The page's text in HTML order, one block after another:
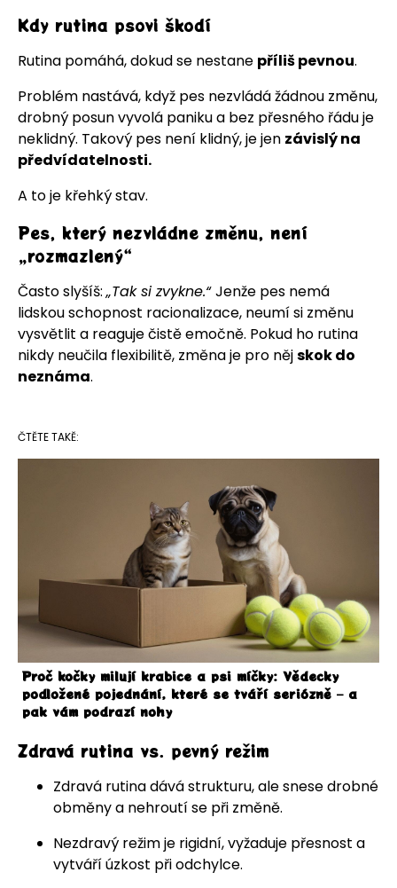
Kdy rutina psovi škodí
Rutina pomáhá, dokud se nestane příliš pevnou.
Problém nastává, když pes nezvládá žádnou změnu,
drobný posun vyvolá paniku a bez přesného řádu je
neklidný. Takový pes není klidný, je jen závislý na
předvídatelnosti.
A to je křehký stav.
Pes, který nezvládne změnu, není
„rozmazlený“
Často slyšíš:„Tak si zvykne.“Jenže pes nemá
lidskou schopnost racionalizace, neumí si změnu
vysvětlit a reaguje čistě emočně. Pokud ho rutina
nikdy neučila flexibilitě, změna je pro nějskok do
neznáma.
ČTĚTE TAKĚ:
Proč kočky milují krabice a psi míčky: Vědecky
podložené pojednání, které se tváří seriózně – a
pak vám podrazí nohy
Zdravá rutina vs. pevný režim
Zdravá rutina dává strukturu, ale snese drobné
obměny a nehroutí se při změně.
Nezdravý režim je rigidní, vyžaduje přesnost a
vytváří úzkost při odchylce.